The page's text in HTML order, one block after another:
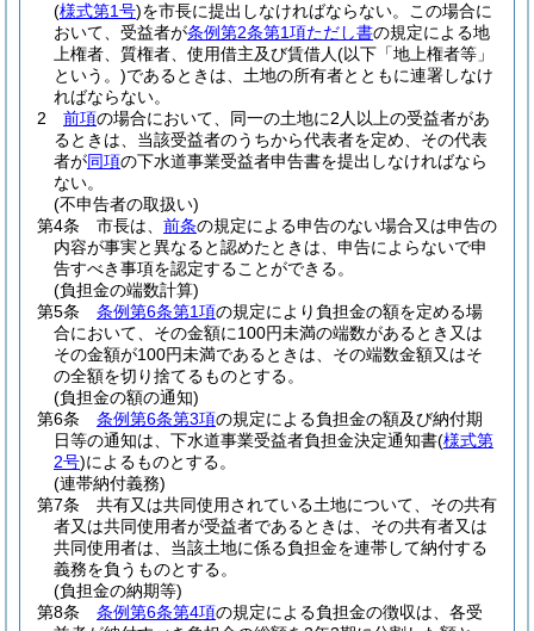
(様式第1号)を市長に提出しなければならない。
この場合に
おいて、受益者が条例第2条第1項ただし書の規定による地
上権者、質権者、使用借主及び賃借人(以下「地上権者等」
という。)であるときは、土地の所有者とともに連署しなけ
ればならない。
2
前項の場合において、同一の土地に2人以上の受益者があ
るときは、当該受益者のうちから代表者を定め、その代表
者が同項の下水道事業受益者申告書を提出しなければなら
ない。
(不申告者の取扱い)
第4条
市長は、 前条の規定による申告のない場合又は申告の
内容が事実と異なると認めたときは、申告によらないで申
告すべき事項を認定することができる。
(負担金の端数計算)
第5条
条例第6条第1項の規定により負担金の額を定める場
合において、その金額に100円未満の端数があるとき又は
その金額が100円未満であるときは、その端数金額又はそ
の全額を切り捨てるものとする。
(負担金の額の通知)
第6条
条例第6条第3項の規定による負担金の額及び納付期
日等の通知は、下水道事業受益者負担金決定通知書(様式第
2号)によるものとする。
(連帯納付義務)
第7条
共有又は共同使用されている土地について、その共有
者又は共同使用者が受益者であるときは、その共有者又は
共同使用者は、当該土地に係る負担金を連帯して納付する
義務を負うものとする。
(負担金の納期等)
第8条
条例第6条第4項の規定による負担金の徴収は、各受